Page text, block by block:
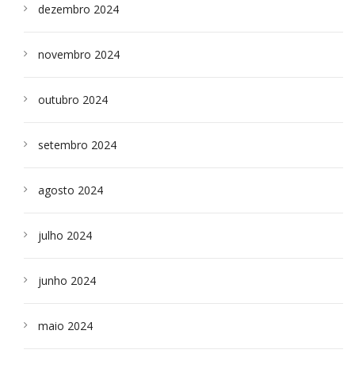
dezembro 2024
novembro 2024
outubro 2024
setembro 2024
agosto 2024
julho 2024
junho 2024
maio 2024